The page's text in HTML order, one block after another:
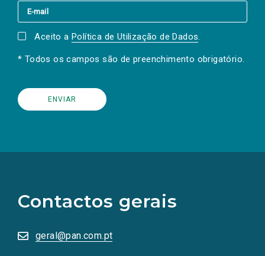
Aceito a Política de Utilização de Dados.
* Todos os campos são de preenchimento obrigatório.
Contactos gerais
geral@pan.com.pt
redes
sociais
numa
nova